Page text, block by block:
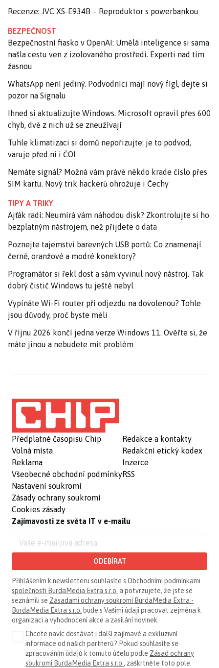
Recenze: JVC XS-E934B – Reproduktor s powerbankou
BEZPEČNOST
Bezpečnostní fiasko v OpenAI: Umělá inteligence si sama
našla cestu ven z izolovaného prostředí. Experti nad tím
žasnou
WhatsApp není jediný. Podvodníci mají nový fígl, dejte si
pozor na Signalu
Ihned si aktualizujte Windows. Microsoft opravil přes 600
chyb, dvě z nich už se zneužívají
Tuhle klimatizaci si domů nepořizujte: je to podvod,
varuje před ní i ČOI
Nemáte signál? Možná vám právě někdo krade číslo přes
SIM kartu. Nový trik hackerů ohrožuje i Čechy
TIPY A TRIKY
Ajťák radí: Neumírá vám náhodou disk? Zkontrolujte si ho
bezplatným nástrojem, než přijdete o data
Poznejte tajemství barevných USB portů: Co znamenají
černé, oranžové a modré konektory?
Programátor si řekl dost a sám vyvinul nový nástroj. Tak
dobrý čistič Windows tu ještě nebyl
Vypínáte Wi-Fi router při odjezdu na dovolenou? Tohle
jsou důvody, proč byste měli
V říjnu 2026 končí jedna verze Windows 11. Ověřte si, že
máte jinou a nebudete mít problém
Předplatné časopisu Chip
Volná místa
Reklama
Všeobecné obchodní podmínky
Nastavení soukromí
Zásady ochrany soukromí
Cookies zásady
Redakce a kontakty
Redakční etický kodex
Inzerce
RSS
Zajímavosti ze světa IT v e-mailu
ODEBÍRAT
Přihlášením k newsletteru souhlasíte s Obchodními podmínkami
společnosti BurdaMedia Extra s.r.o. a potvrzujete, že jste se
seznámili se Zásadami ochrany soukromí BurdaMedia Extra -
BurdaMedia Extra s.r.o. bude s Vašimi údaji pracovat zejména k
organizaci a vyhodnocení akce a zasílání novinek.
Chcete navíc dostávat i další zajímavé a exkluzivní
informace od našich partnerů? Pokud souhlasíte se
zpracováním údajů k tomuto účelu podle Zásad ochrany
soukromí BurdaMedia Extra s.r.o. , zaškrtněte toto pole.